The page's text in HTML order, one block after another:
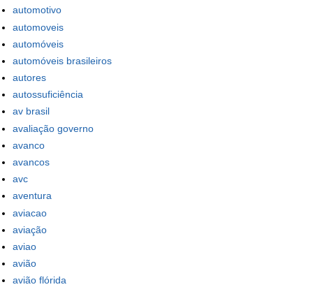
automotivo
automoveis
automóveis
automóveis brasileiros
autores
autossuficiência
av brasil
avaliação governo
avanco
avancos
avc
aventura
aviacao
aviação
aviao
avião
avião flórida